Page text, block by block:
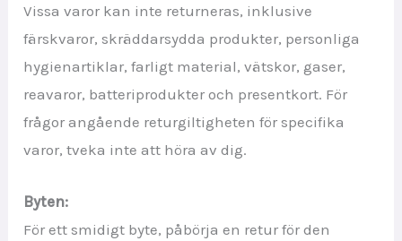
Vissa varor kan inte returneras, inklusive
färskvaror, skräddarsydda produkter, personliga
hygienartiklar, farligt material, vätskor, gaser,
reavaror, batteriprodukter och presentkort. För
frågor angående returgiltigheten för specifika
varor, tveka inte att höra av dig.
Byten:
För ett smidigt byte, påbörja en retur för den